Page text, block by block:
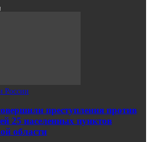
России
преступления против
25 населенных пунктов
области